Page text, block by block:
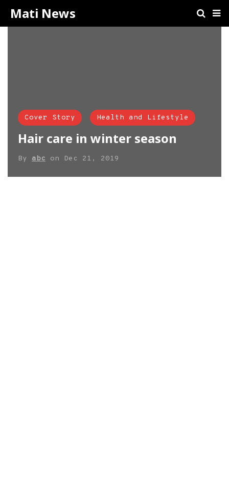
Mati News
Cover Story Health and Lifestyle
Hair care in winter season
By abc on Dec 21, 2019